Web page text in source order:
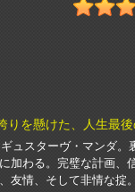
を懸けた、人生最後
ュスターヴ・マンダ
加わる。完璧な計画、
友情、そして非情な